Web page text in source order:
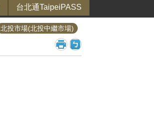
台北通TaipeiPASS
北投市場(北投中繼市場)